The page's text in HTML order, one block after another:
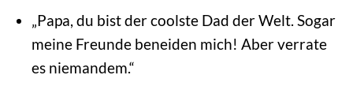
„Papa, du bist der coolste Dad der Welt. Sogar
meine Freunde beneiden mich! Aber verrate
es niemandem.“